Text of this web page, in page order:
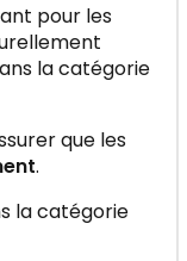
pour les
la catégorie
que les
.
la catégorie